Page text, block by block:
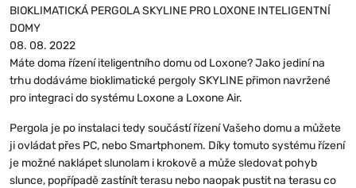
BIOKLIMATICKÁ PERGOLA SKYLINE PRO LOXONE INTELIGENTNÍ
DOMY
08. 08. 2022
Máte doma řízení iteligentního domu od Loxone? Jako jediní na
trhu dodáváme bioklimatické pergoly SKYLINE přimon navržené
pro integraci do systému Loxone a Loxone Air.
Pergola je po instalaci tedy součástí řízení Vašeho domu a můžete
ji ovládat přes PC, nebo Smartphonem. Díky tomuto systému řízení
je možné naklápet slunolam i krokově a může sledovat pohyb
slunce, popřípadě zastínít terasu nebo naopak pustit na terasu co